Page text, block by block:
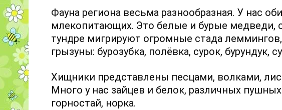
Фауна региона весьма разнообразная. У нас
млекопитающих. Это белые и бурые медведи,
тундре мигрируют огромные стада
грызуны: бурозубка, полёвка, сурок, бурундук,
Хищники представлены песцами, волками,
Много у нас зайцев и белок, различных
горностай, норка.